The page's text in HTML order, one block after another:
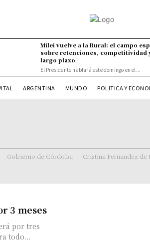
Milei vuelve a la Rural: el campo
sobre retenciones, competitividad
largo plazo
El Presidente hablará este domingo en el...
ARGENTINA MUNDO POLITICA Y
Gobierno de Córdoba Cristina Fernandez de
3 meses
por tres
todo...